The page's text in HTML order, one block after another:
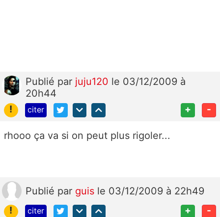
Publié par juju120 le 03/12/2009 à
20h44
!
citer + -
rhooo ça va si on peut plus rigoler...
Publié par guis le 03/12/2009 à 22h49
!
citer + -